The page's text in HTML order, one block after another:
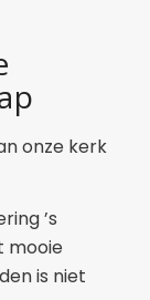
onze kerk
’s
mooie
is niet